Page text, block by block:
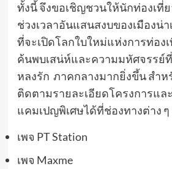
ทั้งนี้ จึงขอเชิญชวนให้นักท่องเที่
ช่วงเวลาอันแสนสงบของเมืองน่
ที่จะเปิดโลกใบใหม่แห่งการท่อง
ค้นพบเสน่ห์และความมหัศจรรย์
หลงรัก ภาคกลางมากยิ่งขึ้น สำ
ติดตามรายละเอียดโครงการแล
แคมเปญพิเศษได้ที่ช่องทางต่าง ๆ
เพจ PT Station
เพจ Maxme